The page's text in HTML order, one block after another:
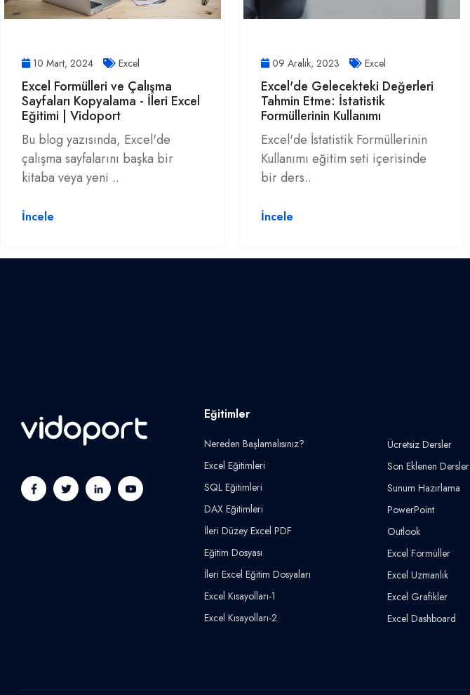
10 Mart, 2024 Excel
Excel Formülleri ve Çalışma
Sayfaları Kopyalama - İleri Excel
Eğitimi | Vidoport
Bu blog yazısında, Excel'de
çalışma sayfalarını başka bir
kitaba veya yeni ..
İncele
09 Aralık, 2023 Excel
Excel'de Gelecekteki Değerleri
Tahmin Etme: İstatistik
Formüllerinin Kullanımı
Excel'de İstatistik Formüllerinin
Kullanımı eğitim seti içerisinde
bir ders..
İncele
Eğitimler
Nereden Başlamalısınız?
Excel Eğitimleri
SQL Eğitimleri
DAX Eğitimleri
İleri Düzey Excel PDF
Eğitim Dosyası
İleri Excel Eğitim Dosyaları
Excel Kısayolları-1
Excel Kısayolları-2
Ücretsiz Dersler
Son Eklenen Dersler
Sunum Hazırlama
PowerPoint
Outlook
Excel Formüller
Excel Uzmanlık
Excel Grafikler
Excel Dashboard